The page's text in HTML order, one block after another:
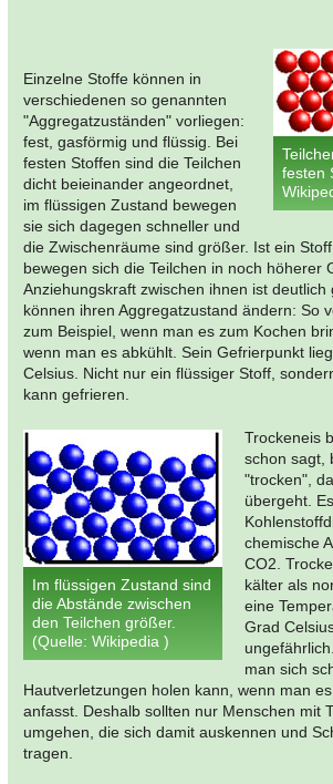
festen
Einzelne Stoffe können in
verschiedenen so genannten
"Aggregatzuständen" vorliegen:
fest, gasförmig und flüssig. Bei
festen Stoffen sind die Teilchen
dicht beieinander angeordnet,
im flüssigen Zustand bewegen
sie sich dagegen schneller und
die Zwischenräume sind größer. Ist ein
bewegen sich die Teilchen in noch höherer
Anziehungskraft zwischen ihnen ist deutlich
können ihren Aggregatzustand ändern: So
zum Beispiel, wenn man es zum Kochen
wenn man es abkühlt. Sein Gefrierpunkt
Celsius. Nicht nur ein flüssiger Stoff,
kann gefrieren.
Im flüssigen Zustand sind
die Abstände zwischen
den Teilchen größer.
(Quelle: Wikipedia )
Trockeneis
schon sagt,
"trocken",
übergeht.
chemische
CO2.
kälter als
eine
Grad
man sich
Hautverletzungen holen kann, wenn man
anfasst. Deshalb sollten nur Menschen mit
umgehen, die sich damit auskennen und
tragen.